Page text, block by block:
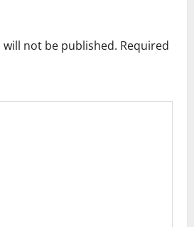
not be published. Required